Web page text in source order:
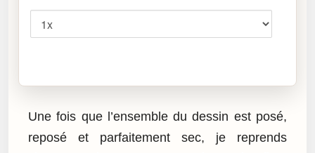
Une fois que l’ensemble du dessin est posé,
reposé et parfaitement sec, je reprends